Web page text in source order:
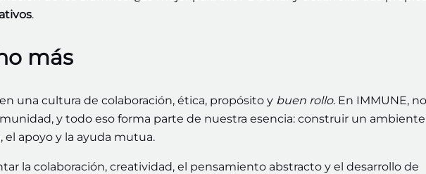
.
más
una cultura de colaboración, ética, propósito y buen rollo. En IMMUNE,
y todo eso forma parte de nuestra esencia: construir un ambiente
apoyo y la ayuda mutua.
la colaboración, creatividad, el pensamiento abstracto y el desarrollo de